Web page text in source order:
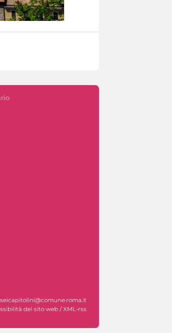
del sito web /XML-rss